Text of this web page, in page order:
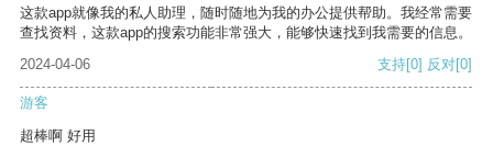
这款app就像我的私人助理，随时随地为我的办公提供帮助。我经常需要
查找资料，这款app的搜索功能非常强大，能够快速找到我需要的信息。
2024-04-06
支持[0] 反对[0]
游客
超棒啊 好用